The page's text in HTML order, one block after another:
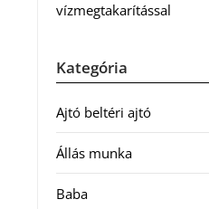
vízmegtakarítással
Kategória
Ajtó beltéri ajtó
Állás munka
Baba